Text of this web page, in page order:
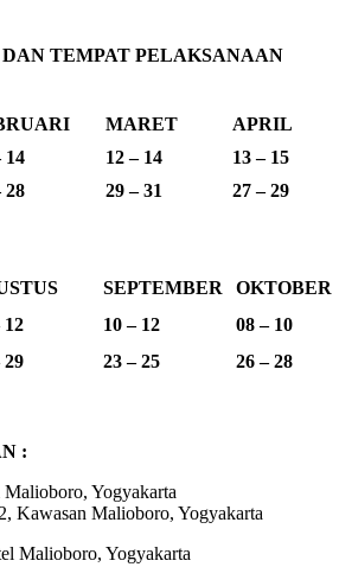
TEMPAT PELAKSANAAN
MARET
APRIL
14 12 – 14
13 – 15
28 29 – 31 27 – 29
SEPTEMBER
OKTOBER
12 10 – 12
08 – 10
29 23 – 25 26 – 28
:
Yogyakarta
Kawasan Malioboro, Yogyakarta
Malioboro, Yogyakarta